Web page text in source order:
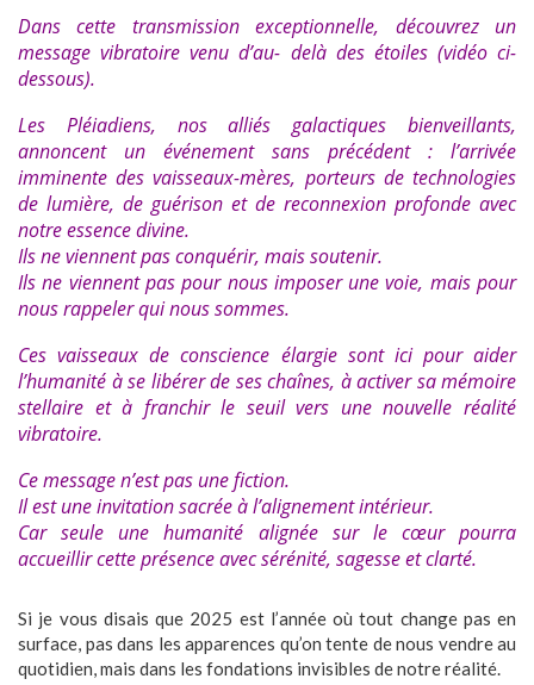
Dans cette transmission exceptionnelle, découvrez un
message vibratoire venu d’au- delà des étoiles (vidéo ci-
dessous).
Les Pléiadiens, nos alliés galactiques bienveillants,
annoncent un événement sans précédent : l’arrivée
imminente des vaisseaux-mères, porteurs de technologies
de lumière, de guérison et de reconnexion profonde avec
notre essence divine.
Ils ne viennent pas conquérir, mais soutenir.
Ils ne viennent pas pour nous imposer une voie, mais pour
nous rappeler qui nous sommes.
Ces vaisseaux de conscience élargie sont ici pour aider
l’humanité à se libérer de ses chaînes, à activer sa mémoire
stellaire et à franchir le seuil vers une nouvelle réalité
vibratoire.
Ce message n’est pas une fiction.
Il est une invitation sacrée à l’alignement intérieur.
Car seule une humanité alignée sur le cœur pourra
accueillir cette présence avec sérénité, sagesse et clarté.
Si je vous disais que 2025 est l’année où tout change pas en
surface, pas dans les apparences qu’on tente de nous vendre au
quotidien, mais dans les fondations invisibles de notre réalité.